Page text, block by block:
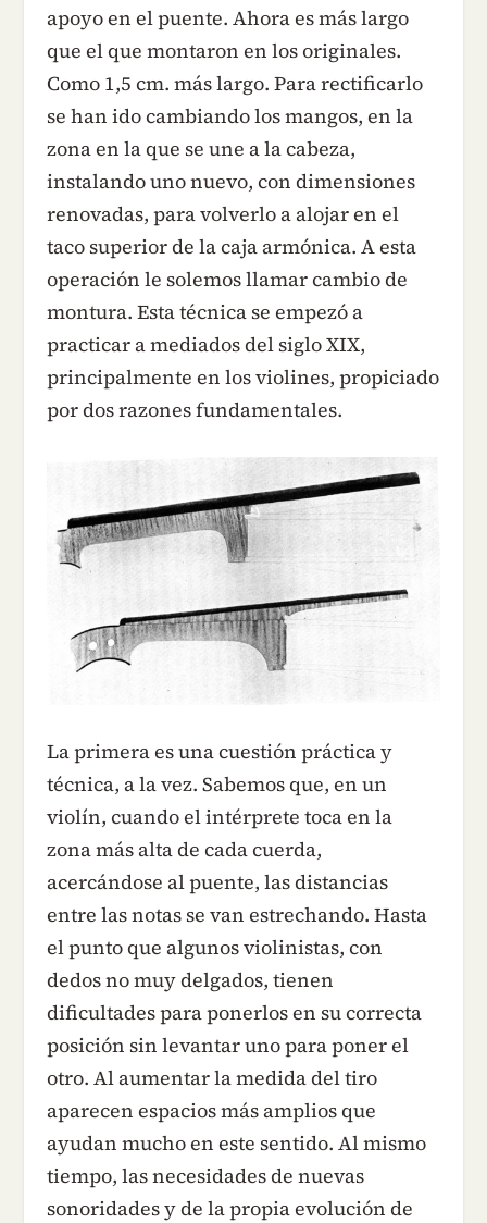
apoyo en el puente. Ahora es más largo
que el que montaron en los originales.
Como 1,5 cm. más largo. Para rectificarlo
se han ido cambiando los mangos, en la
zona en la que se une a la cabeza,
instalando uno nuevo, con dimensiones
renovadas, para volverlo a alojar en el
taco superior de la caja armónica. A esta
operación le solemos llamar cambio de
montura. Esta técnica se empezó a
practicar a mediados del siglo XIX,
principalmente en los violines, propiciado
por dos razones fundamentales.
La primera es una cuestión práctica y
técnica, a la vez. Sabemos que, en un
violín, cuando el intérprete toca en la
zona más alta de cada cuerda,
acercándose al puente, las distancias
entre las notas se van estrechando. Hasta
el punto que algunos violinistas, con
dedos no muy delgados, tienen
dificultades para ponerlos en su correcta
posición sin levantar uno para poner el
otro. Al aumentar la medida del tiro
aparecen espacios más amplios que
ayudan mucho en este sentido. Al mismo
tiempo, las necesidades de nuevas
sonoridades y de la propia evolución de